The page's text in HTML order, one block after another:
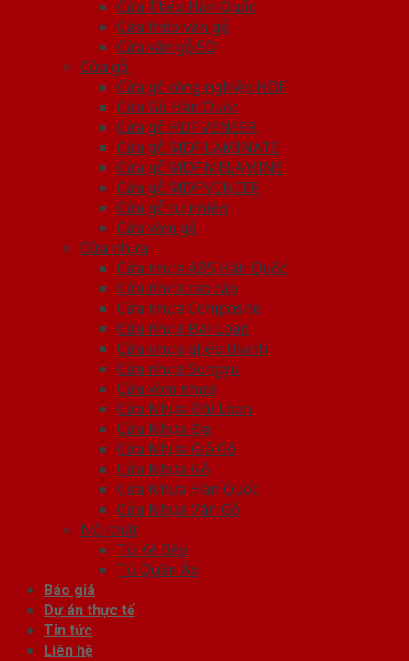
Cửa Thép Hàn Quốc
Cửa thép vân gỗ
Cửa vân gỗ 5D
Cửa gỗ
Cửa gỗ công nghiệp HDF
Cửa Gỗ Hàn Quốc
Cửa gỗ HDF VENEER
Cửa gỗ MDF LAMINATE
Cửa gỗ MDF MELAMINE
Cửa gỗ MDF VENEER
Cửa gỗ tự nhiên
Cửa vòm gỗ
Cửa nhựa
Cửa nhựa ABS Hàn Quốc
Cửa nhựa cao cấp
Cửa nhựa Composite
Cửa nhựa Đài Loan
Cửa nhựa ghép thanh
Cửa nhựa Sungyu
Cửa vòm nhựa
Cửa Nhựa Đài Loan
Cửa Nhựa Đẹp
Cửa Nhựa Giả Gỗ
Cửa Nhựa Gỗ
Cửa Nhựa Hàn Quốc
Cửa Nhựa Vân Gỗ
Nội thất
Tủ Kệ Bếp
Tủ Quần Áo
Báo giá
Dự án thực tế
Tin tức
Liên hệ